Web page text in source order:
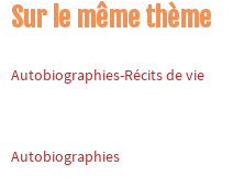
Sur le même thème
Autobiographies-Récits de vie
Autobiographies